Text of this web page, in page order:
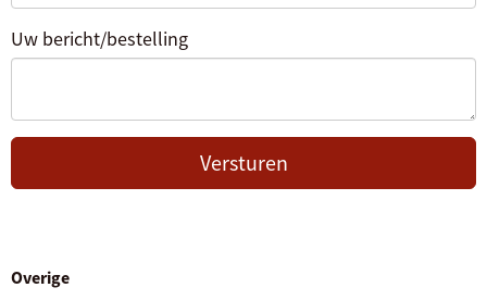
Uw bericht/bestelling
Versturen
Overige